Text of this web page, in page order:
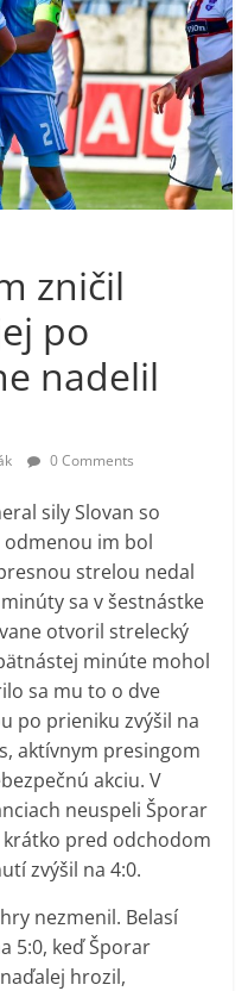
zničil
po
nadelil
0 Comments
sily Slovan so
odmenou im bol
strelou nedal
sa v šestnástke
otvoril strelecký
minúte mohol
sa mu to o dve
po prieniku zvýšil na
aktívnym presingom
akciu. V
neuspeli Šporar
pred odchodom
zvýšil na 4:0.
nezmenil. Belasí
5:0, keď Šporar
hrozil,